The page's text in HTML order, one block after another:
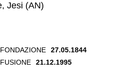
Jesi (AN)
27.05.1844
21.12.1995